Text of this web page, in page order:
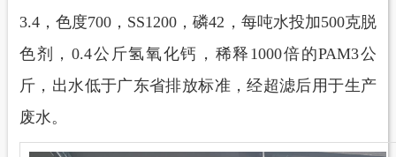
3.4，色度700，SS1200，磷42，每吨水投加500克脱
色剂，0.4公斤氢氧化钙，稀释1000倍的PAM3公
斤，出水低于广东省排放标准，经超滤后用于生产
废水。